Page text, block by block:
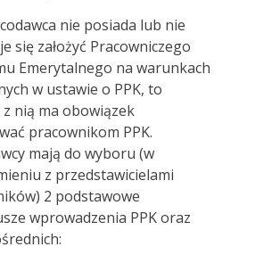
nie posiada lub nie
się założyć Pracowniczego
Emerytalnego na warunkach
w ustawie o PPK, to
nią ma obowiązek
pracownikom PPK.
mają do wyboru (w
z przedstawicielami
2 podstawowe
wprowadzenia PPK oraz